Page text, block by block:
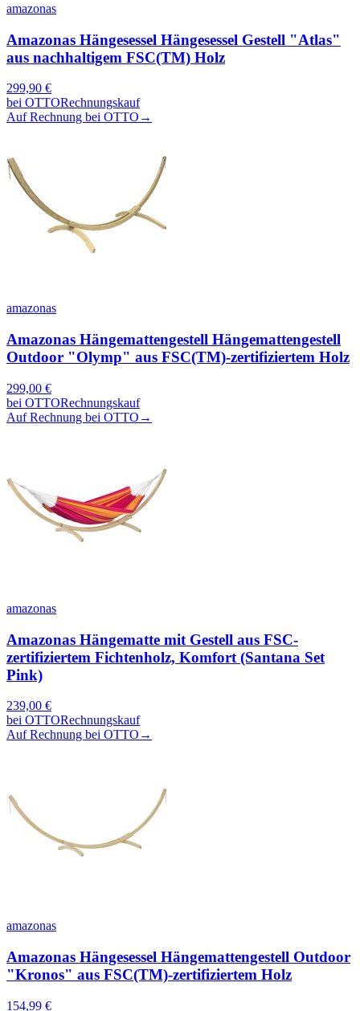
amazonas
Amazonas Hängesessel Hängesessel Gestell "Atlas"
aus nachhaltigem FSC(TM) Holz
299,90 €
bei OTTORechnungskauf
Auf Rechnung bei OTTO →
amazonas
Amazonas Hängemattengestell Hängemattengestell
Outdoor "Olymp" aus FSC(TM)-zertifiziertem Holz
299,00 €
bei OTTORechnungskauf
Auf Rechnung bei OTTO →
amazonas
Amazonas Hängematte mit Gestell aus FSC-
zertifiziertem Fichtenholz, Komfort (Santana Set
Pink)
239,00 €
bei OTTORechnungskauf
Auf Rechnung bei OTTO →
amazonas
Amazonas Hängesessel Hängemattengestell Outdoor
"Kronos" aus FSC(TM)-zertifiziertem Holz
154,99 €